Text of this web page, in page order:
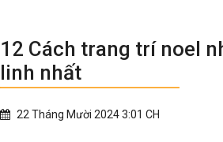
12 Cách trang trí noel
linh nhất
22 Tháng Mười 2024 3:01 CH